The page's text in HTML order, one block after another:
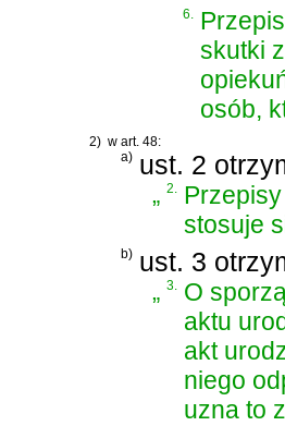
6.
skutki
osób,
2) w art. 48:
a) ust. 2
„ 2.
stosuje
b) ust. 3
„ 3. O
aktu
akt
niego
uzna to